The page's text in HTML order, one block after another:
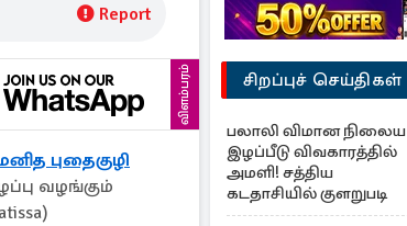
Report
விளம்பரம்
புதைகுழி
வழங்கும்
சிறப்புச் செய்திகள்
பலாலி விமான நிலைய
இழப்பீடு விவகாரத்தில்
அமளி! சத்திய
கடதாசியில் குளறுபடி